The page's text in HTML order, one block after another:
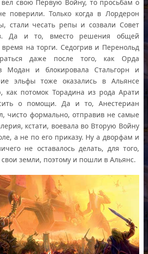
свою Первую Войну, то просьбам о
поверили. Только когда в Лордерон
стали чесать репы и созвали Совет
Да и то, вместо решения общей
на торги. Седогрив и Перенольд
даже после того, как Орда
Модан и блокировала Стальгорн и
эльфы тоже оказались в Альянсе
как потомок Торадина из рода Арати
о помощи. Да и то, Анестериан
чисто формально, отправив не самые
кстати, воевала во Вторую Войну
а не по его приказу. Ну а дворфам и
не оставалось делать, для того,
земли, поэтому и пошли в Альянс.